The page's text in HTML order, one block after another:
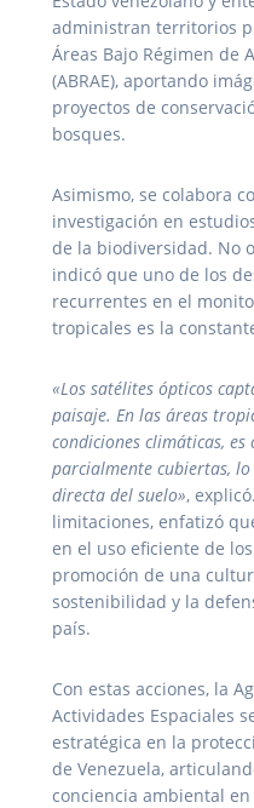
administran territorios
Áreas Bajo Régimen de
(ABRAE), aportando
proyectos de
bosques.
Asimismo, se colabora
investigación en
de la biodiversidad. No
indicó que uno de los
recurrentes en el
tropicales es la
«Los satélites ópticos
paisaje. En las áreas
condiciones climáticas, es
parcialmente cubiertas,
directa del suelo»,
limitaciones, enfatizó
en el uso eficiente de
promoción de una
sostenibilidad y la
país.
Con estas acciones, la
Actividades Espaciales
estratégica en la
de Venezuela,
conciencia ambiental